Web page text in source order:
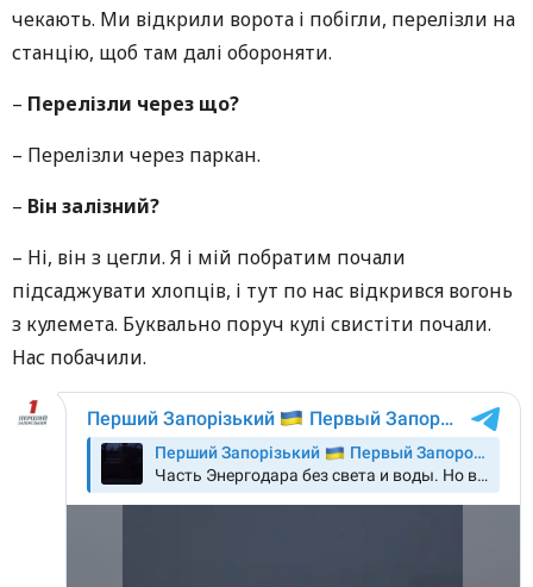
чекають. Ми відкрили ворота і побігли, перелізли на
станцію, щоб там далі обороняти.
– Перелізли через що?
– Перелізли через паркан.
– Він залізний?
– Ні, він з цегли. Я і мій побратим почали
підсаджувати хлопців, і тут по нас відкрився вогонь
з кулемета. Буквально поруч кулі свистіти почали.
Нас побачили.